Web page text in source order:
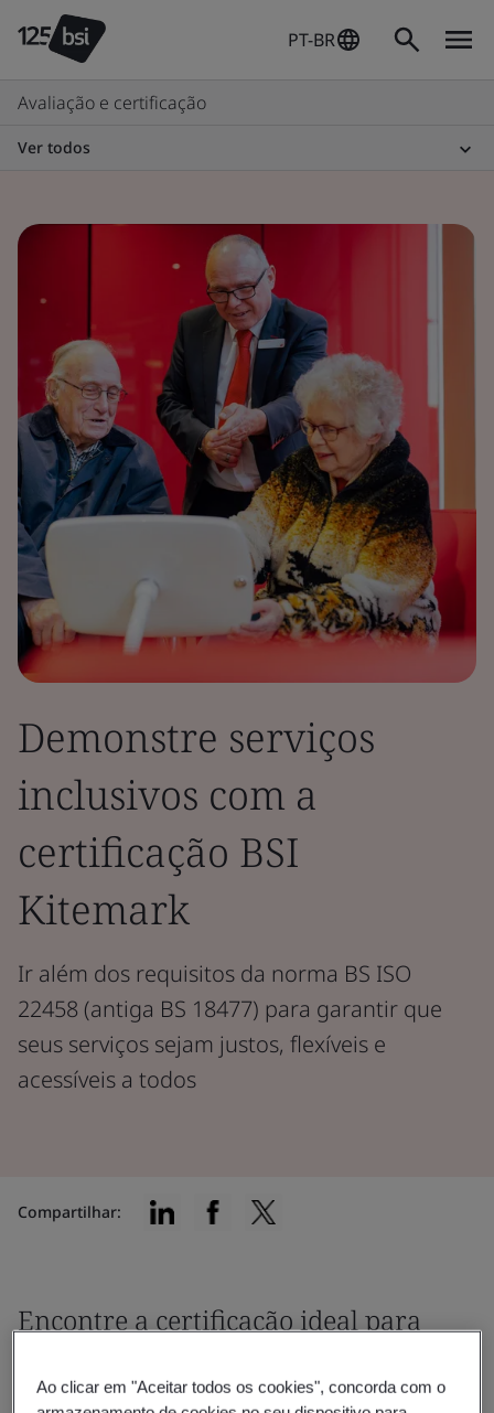
PT-BR
Avaliação e certificação
Ver todos
Demonstre serviços
inclusivos com a
certificação BSI
Kitemark
Ir além dos requisitos da norma BS ISO
22458 (antiga BS 18477) para garantir que
seus serviços sejam justos, flexíveis e
acessíveis a todos
Compartilhar:
Encontre a certificação ideal para
Ao clicar em "Aceitar todos os cookies", concorda com o